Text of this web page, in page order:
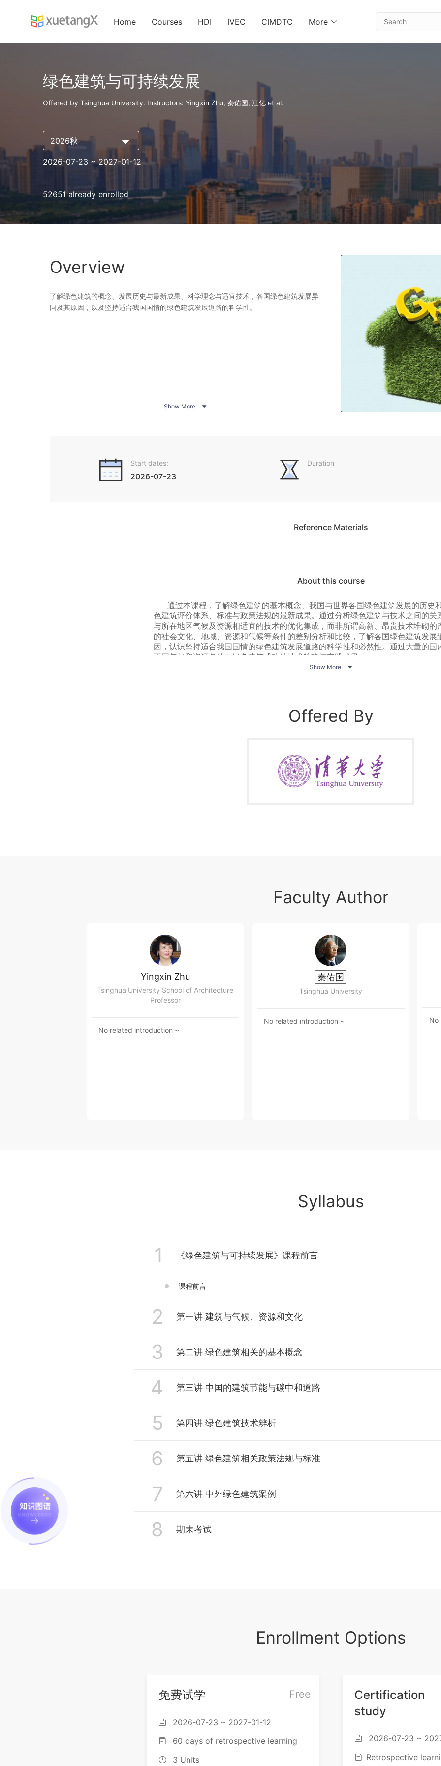
Home Courses HDI IVEC CIMDTC More
绿色建筑与可持续发展
Offered by Tsinghua University. Instructors: Yingxin Zhu, 秦佑国, 江亿 et al.
2026秋
2026-07-23 ~ 2027-01-12
52651 already enrolled
Overview
了解绿色建筑的概念、发展历史与最新成果、科学理念与适宜技术，各国绿色建筑发展异
同及其原因，以及坚持适合我国国情的绿色建筑发展道路的科学性。
Show More 
Start dates:
2026-07-23
Duration
Reference Materials
About this course
通过本课程，了解绿色建筑的基本概念、我国与世界各国绿色建筑发展的历史
色建筑评价体系、标准与政策法规的最新成果。通过分析绿色建筑与技术之间的关
与所在地区气候及资源相适宜的技术的优化集成，而非所谓高新、昂贵技术堆砌的
的社会文化、地域、资源和气候等条件的差别分析和比较，了解各国绿色建筑发展
因，认识坚持适合我国国情的绿色建筑发展道路的科学性和必然性。通过大量的国
不同气候和资源条件下绿色建筑成功的技术策略与实践成果。
Show More 
Offered By
Faculty Author
Yingxin Zhu
Tsinghua University School of Architecture
Professor
No related introduction ~
秦佑国
Tsinghua University
No related introduction ~ No
Syllabus
1 《绿色建筑与可持续发展》课程前言
课程前言
2 第一讲 建筑与气候、资源和文化
1.1 建筑概论
1.4 建筑与文化
3 第二讲 绿色建筑相关的基本概念
2.1 什么是绿色建筑
4 第三讲 中国的建筑节能与碳中和道路
3.1 建筑相关的能源消耗
5 第四讲 绿色建筑技术辨析
4.1 绿色建筑技术辨析(一)
6 第五讲 绿色建筑相关政策法规与标准
5.1 绿色建筑相关政策法规与标准（一）
7 第六讲 中外绿色建筑案例
6.1 可持续建筑案例介绍（一）
8 期末考试
Enrollment Options
Free
免费试学
 2026-07-23 ~ 2027-01-12
 60 days of retrospective learning
 3 Units
Certification
study
 2026-07-23 ~
 Retrospective